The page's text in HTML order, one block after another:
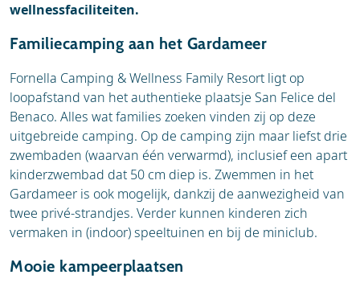
wellnessfaciliteiten.
Familiecamping aan het Gardameer
Fornella Camping & Wellness Family Resort ligt op
loopafstand van het authentieke plaatsje San Felice del
Benaco. Alles wat families zoeken vinden zij op deze
uitgebreide camping. Op de camping zijn maar liefst drie
zwembaden (waarvan één verwarmd), inclusief een apart
kinderzwembad dat 50 cm diep is. Zwemmen in het
Gardameer is ook mogelijk, dankzij de aanwezigheid van
twee privé-strandjes. Verder kunnen kinderen zich
vermaken in (indoor) speeltuinen en bij de miniclub.
Mooie kampeerplaatsen